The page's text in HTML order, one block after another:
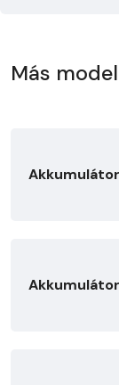
Más